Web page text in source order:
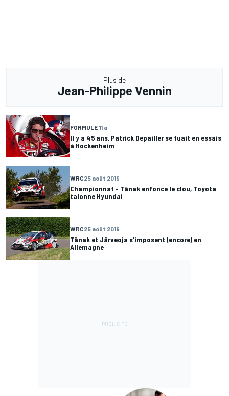
Plus de
Jean-Philippe Vennin
FORMULE 11 a
Il y a 45 ans, Patrick Depailler se tuait en essais
à Hockenheim
WRC25 août 2019
Championnat - Tänak enfonce le clou, Toyota
talonne Hyundai
WRC25 août 2019
Tänak et Järveoja s'imposent (encore) en
Allemagne